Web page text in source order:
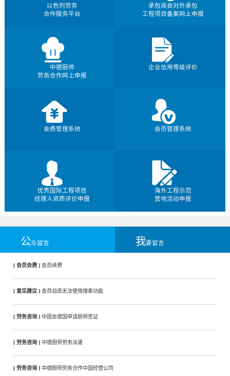
以色列劳务
合作服务平台
承包商会对外承包
工程项目备案网上申报
中德厨师
劳务合作网上申报
企业信用等级评价
会费管理系统 会员管理系统
优秀国际工程项目
经理人资质评价申报
海外工程示范
营地活动申报
公众留言 我要留言
[ 会员会费 ] 会员续费
[ 意见建议 ] 会员动态无法使用搜索功能
[ 劳务咨询 ] 中国去德国申请厨师签证
[ 劳务咨询 ] 中德厨师劳务派遣
[ 劳务咨询 ] 中德厨师劳务合作中国经营公司